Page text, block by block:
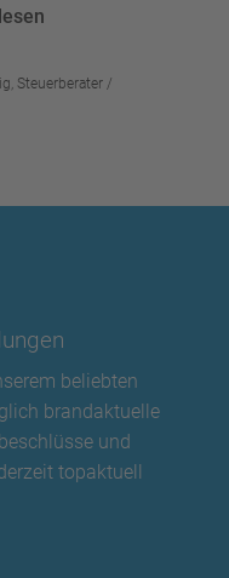
Steuerberater /
beliebten
brandaktuelle
und
topaktuell